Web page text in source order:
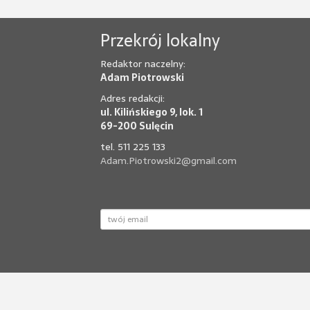
Przekrój lokalny
Redaktor naczelny:
Adam Piotrowski
Adres redakcji:
ul. Kilińskiego 9, lok. 1
69-200 Sulęcin
tel. 511 225 133
Adam.Piotrowski2@gmail.com